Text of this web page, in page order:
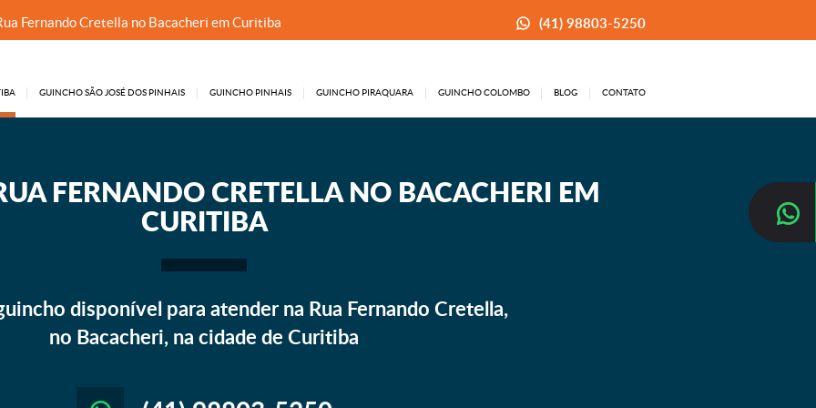
Fernando Cretella no Bacacheri em Curitiba (41) 98803-5250
GUINCHO SÃO JOSÉ DOS PINHAIS GUINCHO PINHAIS GUINCHO PIRAQUARA GUINCHO COLOMBO BLOG CONTATO
FERNANDO CRETELLA NO BACACHERI EM
CURITIBA
disponível para atender na Rua Fernando Cretella,
no Bacacheri, na cidade de Curitiba